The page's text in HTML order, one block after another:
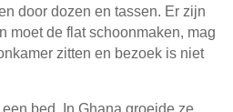
door dozen en tassen. Er zijn
moet de flat schoonmaken, mag
zitten en bezoek is niet